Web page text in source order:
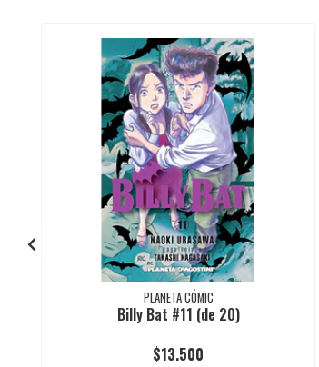
PLANETA CÓMIC
Billy Bat #11 (de 20)
$13.500